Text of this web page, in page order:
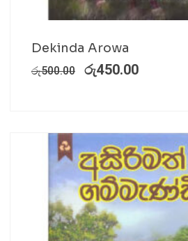
Dekinda Arowa
රු500.00 රු450.00